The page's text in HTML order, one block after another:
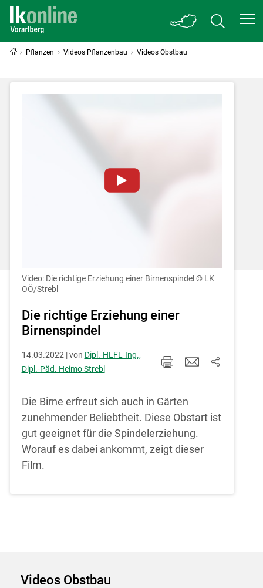
Pflanzen Videos Pflanzenbau Videos Obstbau
Einstellungen jederzeit einsehen und
korrigieren
Akzeptieren
Video: Die richtige Erziehung einer Birnenspindel © LK
OÖ/Strebl
Die richtige Erziehung einer
Birnenspindel
14.03.2022 | von Dipl.-HLFL-Ing.,
Dipl.-Päd. Heimo Strebl
Die Birne erfreut sich auch in Gärten
zunehmender Beliebtheit. Diese Obstart ist
gut geeignet für die Spindelerziehung.
Worauf es dabei ankommt, zeigt dieser
Film.
Videos Obstbau